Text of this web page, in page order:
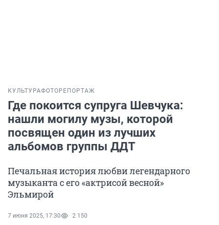
КУЛЬТУРАФОТОРЕПОРТАЖ
Где покоится супруга Шевчука:
нашли могилу музы, которой
посвящен один из лучших
альбомов группы ДДТ
Печальная история любви легендарного
музыканта с его «актрисой весной»
Эльмирой
7 июня 2025, 17:30 2 150